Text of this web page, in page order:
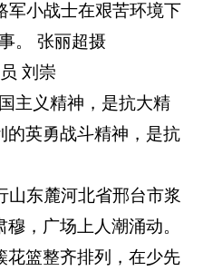
军小战士在艰苦环境下
。 张丽超摄
刘崇
主义精神，是抗大精
的英勇战斗精神，是抗
山东麓河北省邢台市浆
，广场上人潮涌动。
花篮整齐排列，在少先